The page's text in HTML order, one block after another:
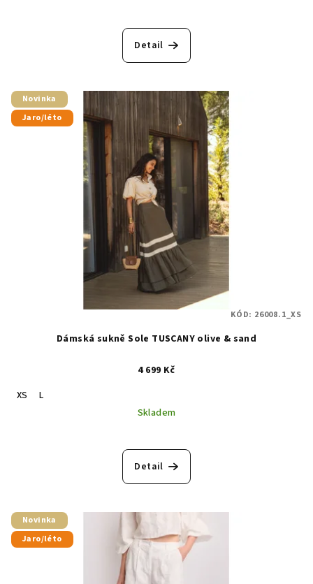
Detail
Novinka
Jaro/léto
Dámská sukně Sole TUSCANY olive & sand
4 699 Kč
XS
L
Skladem
Detail
KÓD: 26008.1_XS
Novinka
Jaro/léto